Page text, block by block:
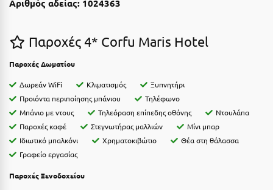
Ευρυτανία
Ζ
Ζαγοροχώρια
Ζάκυνθος
Η
Ηλεία
Αριθμός αδείας: 1024363
Παροχές 4* Corfu Maris Hotel
Παροχές Δωματίου
Δωρεάν WiFi Κλιματισμός
Ξυπνητήρι
Προιόντα περιποίησης μπάνιου
Τηλέφωνο
Μπάνιο με ντους
Τηλεόραση επίπεδης οθόνης
Ντουλάπα
Παροχές καφέ
Στεγνωτήρας μαλλιών
Μίνι μπαρ
Ιδιωτικό μπαλκόνι
Χρηματοκιβώτιο
Θέα στη θάλασσα
Γραφείο εργασίας
Παροχές Ξενοδοχείου